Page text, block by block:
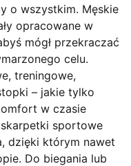
o wszystkim. Męskie
opracowane w
mógł przekraczać
celu.
treningowe,
– jakie tylko
w czasie
sportowe
dzięki którym nawet
Do biegania lub